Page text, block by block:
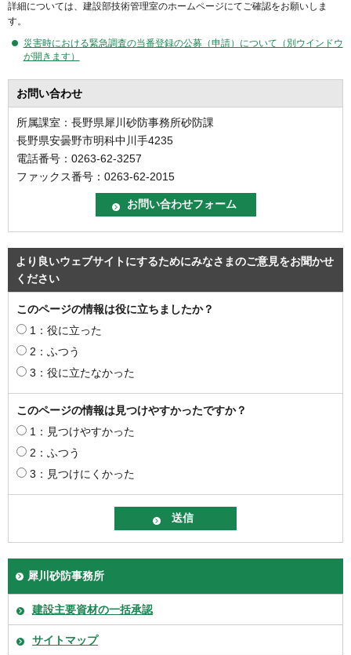
詳細については、建設部技術管理室のホームページにてご確認をお願いしま
す。
災害時における緊急調査の当番登録の公募（申請）について（別ウインドウ
が開きます）
お問い合わせ
所属課室：長野県犀川砂防事務所砂防課
長野県安曇野市明科中川手4235
電話番号：0263-62-3257
ファックス番号：0263-62-2015
より良いウェブサイトにするためにみなさまのご意見をお聞かせ
ください
このページの情報は役に立ちましたか？
1：役に立った
2：ふつう
3：役に立たなかった
このページの情報は見つけやすかったですか？
1：見つけやすかった
2：ふつう
3：見つけにくかった
犀川砂防事務所
建設主要資材の一括承認
サイトマップ